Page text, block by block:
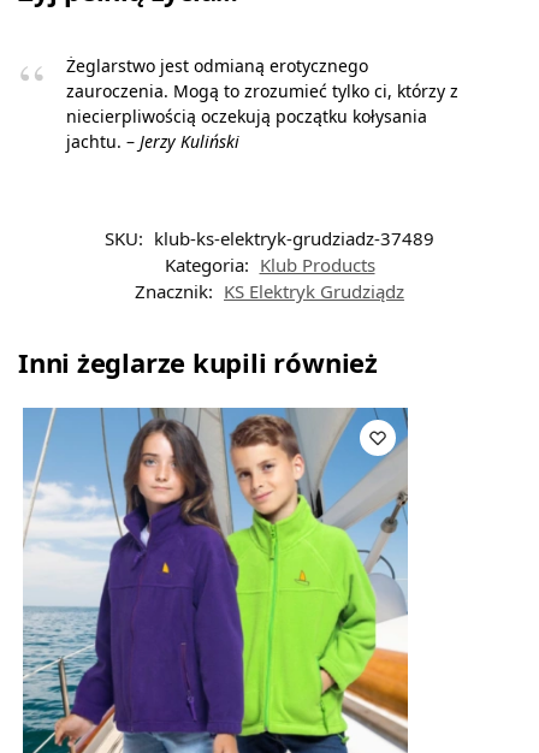
Żeglarstwo jest odmianą erotycznego
zauroczenia. Mogą to zrozumieć tylko ci, którzy z
niecierpliwością oczekują początku kołysania
jachtu. – Jerzy Kuliński
SKU: klub-ks-elektryk-grudziadz-37489
Kategoria: Klub Products
Znacznik: KS Elektryk Grudziądz
Inni żeglarze kupili również